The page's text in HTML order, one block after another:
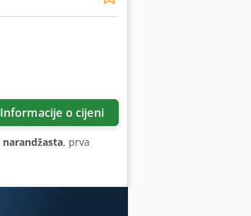
Informacije o cijeni
narandžasta, prva